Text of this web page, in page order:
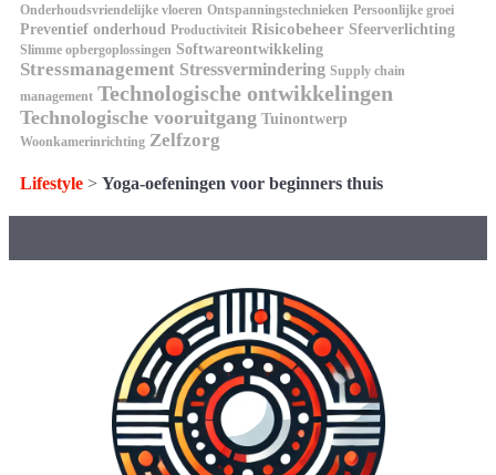
Onderhoudsvriendelijke vloeren Ontspanningstechnieken Persoonlijke groei
Preventief onderhoud Productiviteit Risicobeheer Sfeerverlichting
Slimme opbergoplossingen Softwareontwikkeling
Stressmanagement Stressvermindering Supply chain
management Technologische ontwikkelingen
Technologische vooruitgang Tuinontwerp
Woonkamerinrichting Zelfzorg
Lifestyle > Yoga-oefeningen voor beginners thuis